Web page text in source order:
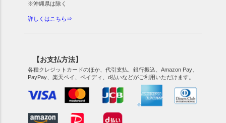
※沖縄県は除く
詳しくはこちら⇒
【お支払方法】
各種クレジットカードのほか、代引支払、銀行振込、Amazon Pay、
PayPay、楽天ペイ、ペイディ、d払いなどがご利用いただけます。